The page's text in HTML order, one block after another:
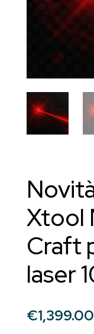
Xtool
Craft
laser
€1,399.00